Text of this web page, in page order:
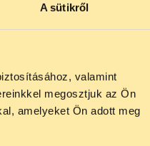
A sütikről
valamint
megosztjuk az Ön
amelyeket Ön adott meg